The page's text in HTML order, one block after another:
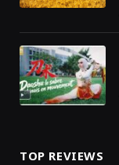
TOP REVIEWS